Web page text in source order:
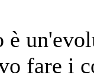
è
fare i